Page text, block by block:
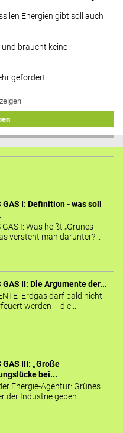
Energien gibt soll auch
braucht keine
gefördert.
GAS I: Definition - was soll
GAS I: Was heißt „Grünes
versteht man darunter?...
GAS II: Die Argumente der...
Erdgas darf bald nicht
werden – die...
GAS III: „Große
bei...
Energie-Agentur: Grünes
der Industrie geben...